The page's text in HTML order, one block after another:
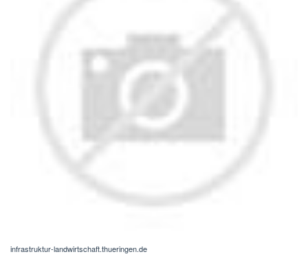
infrastruktur-landwirtschaft.thueringen.de